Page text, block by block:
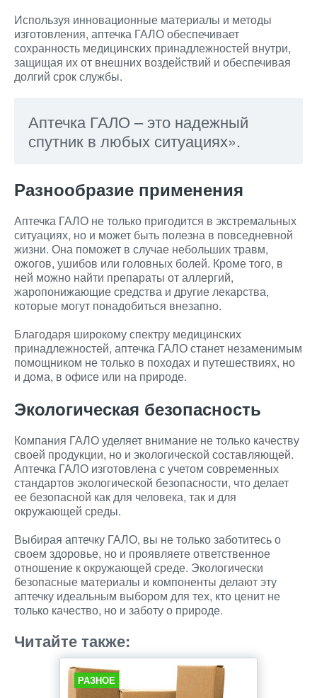
Используя инновационные материалы и методы
изготовления, аптечка ГАЛО обеспечивает
сохранность медицинских принадлежностей внутри,
защищая их от внешних воздействий и обеспечивая
долгий срок службы.
Аптечка ГАЛО – это надежный
спутник в любых ситуациях».
Разнообразие применения
Аптечка ГАЛО не только пригодится в экстремальных
ситуациях, но и может быть полезна в повседневной
жизни. Она поможет в случае небольших травм,
ожогов, ушибов или головных болей. Кроме того, в
ней можно найти препараты от аллергий,
жаропонижающие средства и другие лекарства,
которые могут понадобиться внезапно.
Благодаря широкому спектру медицинских
принадлежностей, аптечка ГАЛО станет незаменимым
помощником не только в походах и путешествиях, но
и дома, в офисе или на природе.
Экологическая безопасность
Компания ГАЛО уделяет внимание не только качеству
своей продукции, но и экологической составляющей.
Аптечка ГАЛО изготовлена с учетом современных
стандартов экологической безопасности, что делает
ее безопасной как для человека, так и для
окружающей среды.
Выбирая аптечку ГАЛО, вы не только заботитесь о
своем здоровье, но и проявляете ответственное
отношение к окружающей среде. Экологически
безопасные материалы и компоненты делают эту
аптечку идеальным выбором для тех, кто ценит не
только качество, но и заботу о природе.
Читайте также:
РАЗНОЕ